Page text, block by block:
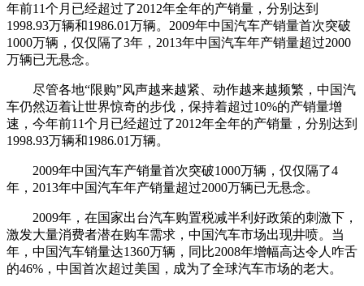
年前11个月已经超过了2012年全年的产销量，分别达到
1998.93万辆和1986.01万辆。2009年中国汽车产销量首次突破
1000万辆，仅仅隔了3年，2013年中国汽车年产销量超过2000
万辆已无悬念。
尽管各地“限购”风声越来越紧、动作越来越频繁，中国汽
车仍然迈着让世界惊奇的步伐，保持着超过10%的产销量增
速，今年前11个月已经超过了2012年全年的产销量，分别达到
1998.93万辆和1986.01万辆。
2009年中国汽车产销量首次突破1000万辆，仅仅隔了4
年，2013年中国汽车年产销量超过2000万辆已无悬念。
2009年，在国家出台汽车购置税减半利好政策的刺激下，
激发大量消费者潜在购车需求，中国汽车市场出现井喷。当
年，中国汽车销量达1360万辆，同比2008年增幅高达令人咋舌
的46%，中国首次超过美国，成为了全球汽车市场的老大。